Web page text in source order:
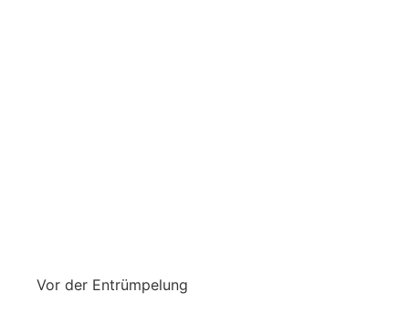
Vor der Entrümpelung